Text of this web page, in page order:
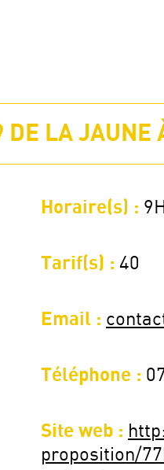
LA JAUNE
Horaire(s) :
Tarif(s) : 40
Email :
Téléphone :
Site web :
proposition/